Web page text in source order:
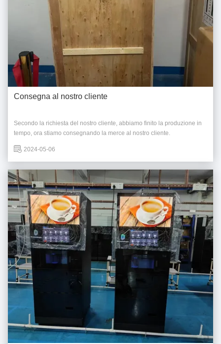
Consegna al nostro cliente
Secondo la richiesta del nostro cliente, abbiamo finito la produzione in
tempo, ora stiamo consegnando la merce al nostro cliente.
2024-05-06